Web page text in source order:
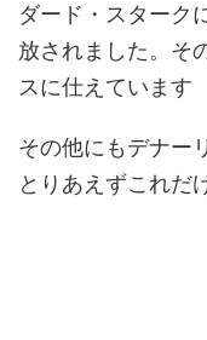
ダード・スターク
放されました。そ
スに仕えています
その他にもデナー
とりあえずこれだ